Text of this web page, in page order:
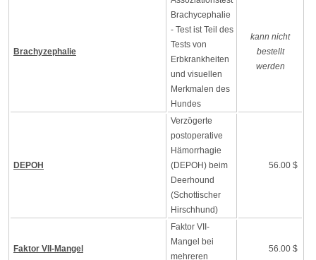
Brachyzephalie
Brachycephalie
- Test ist Teil des
Tests von
Erbkrankheiten
und visuellen
Merkmalen des
Hundes
kann nicht
bestellt
werden
DEPOH
Verzögerte
postoperative
Hämorrhagie
(DEPOH) beim
Deerhound
(Schottischer
Hirschhund)
56.00 $
Faktor VII-Mangel
Faktor VII-
Mangel bei
mehreren
56.00 $